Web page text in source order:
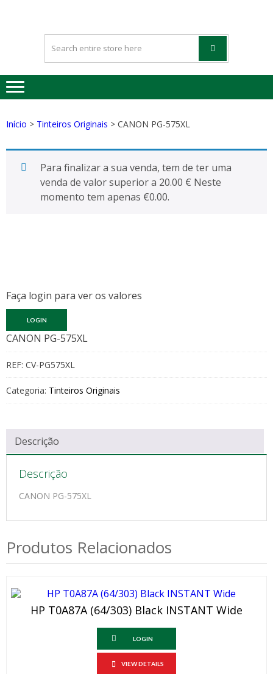
–
VAZIOS
Início > Tinteiros Originais > CANON PG-575XL
Para finalizar a sua venda, tem de ter uma
venda de valor superior a 20.00 € Neste
momento tem apenas €0.00.
Faça login para ver os valores
LOGIN
CANON PG-575XL
REF: CV-PG575XL
Categoria: Tinteiros Originais
Descrição
Descrição
CANON PG-575XL
Produtos Relacionados
HP T0A87A (64/303) Black INSTANT Wide
LOGIN
VIEW DETAILS